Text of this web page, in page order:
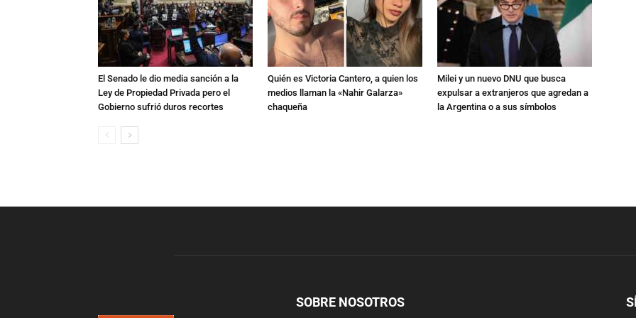
El Senado le dio media sanción a la
Ley de Propiedad Privada pero el
Gobierno sufrió duros recortes
Quién es Victoria Cantero, a quien los
medios llaman la «Nahir Galarza»
chaqueña
Milei y un nuevo DNU que busca
expulsar a extranjeros que agredan a
la Argentina o a sus símbolos
SOBRE NOSOTROS